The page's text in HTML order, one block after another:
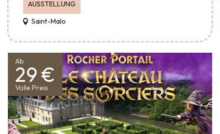
AUSSTELLUNG
Saint-Malo
Ab
29 €
Volle Preis